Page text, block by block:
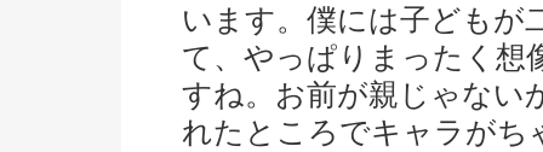
います。僕には子どもが
て、やっぱりまったく想
すね。お前が親じゃない
れたところでキャラがち